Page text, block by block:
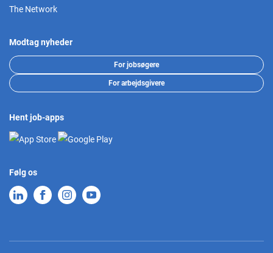
The Network
Modtag nyheder
For jobsøgere
For arbejdsgivere
Hent job-apps
Følg os